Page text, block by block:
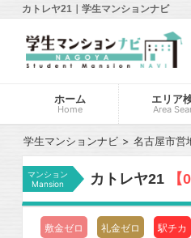
カトレヤ21｜学生マンションナビ
ホーム
Home
エリア
Area
学生マンションナビ 名古屋市営
マンション
Mansion
カトレヤ21
敷金ゼロ 礼金ゼロ 駅チカ